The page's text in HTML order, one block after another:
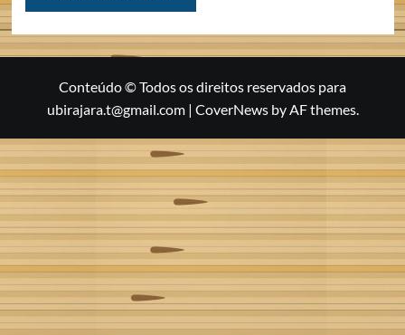
Conteúdo © Todos os direitos reservados para
ubirajara.t@gmail.com | CoverNewsby AF themes.